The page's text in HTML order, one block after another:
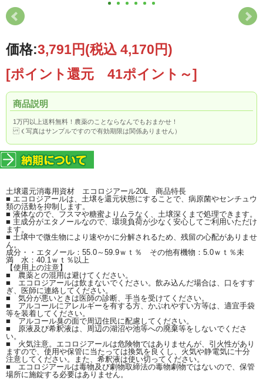
価格:3,791円(税込 4,170円)
[ポイント還元 41ポイント～]
商品説明
1万円以上送料無料！農薬のことならなんでもおまかせ！
（写真はサンプルですので有効期限は関係ありません）
土壌還元消毒用資材 エコロジアール20L 商品特長
■ エコロジアールは、土壌を還元状態にすることで、病原菌やセンチュウ
類の活動を抑制します。
■ 液体なので、フスマや糖蜜よりムラなく、土壌深くまで処理できます。
■ 主成分がエタノールなので、環境負荷が少なく安心してご利用いただけ
ます。
■ 土壌中で微生物により速やかに分解されるため、残留の心配がありませ
ん。
成分・・エタノール：55.0～59.9ｗｔ％ その他有機物：5.0ｗｔ％未
満 水：40.1ｗｔ％以上
【使用上の注意】
■ 農薬との混用は避けてください。
■ エコロジアールは飲まないでください。飲み込んだ場合は、口をすす
ぎ、医師に連絡してください。
■ 気分が悪いときは医師の診断、手当を受けてください。
■ アルコールにアレルギーを有する方、かぶれやすい方等は、適宜手袋
等を装着してください。
■ アルコール臭の面で周辺住民に配慮してください。
■ 原液及び希釈液は、周辺の湖沼や池等への廃棄等をしないでくださ
い。
■ 火気注意。エコロジアールは危険物ではありませんが、引火性があり
ますので、使用や保管に当たっては換気を良くし、火気や静電気に十分
注意してください。また、希釈液は使い切ってください。
■ エコロジアールは毒物及び劇物取締法の毒物劇物ではないので、保管
場所に施錠する必要はありません。